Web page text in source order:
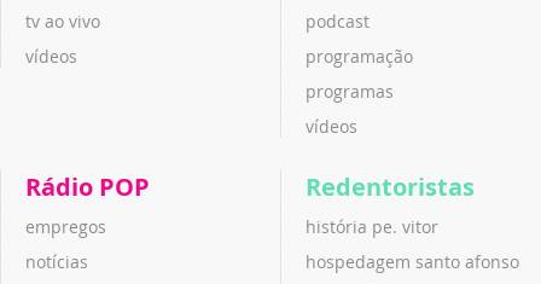
tv ao vivo
vídeos
podcast
programação
programas
vídeos
Rádio POP
empregos
notícias
Redentoristas
história pe. vitor
hospedagem santo afonso